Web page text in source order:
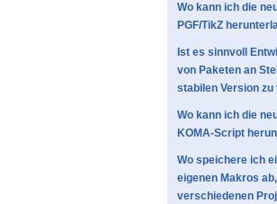
Wo kann ich die
PGF/TikZ
Ist es sinnvoll
von Paketen an
stabilen Version zu
Wo kann ich die
KOMA-Script
Wo speichere ich
eigenen Makros
verschiedenen